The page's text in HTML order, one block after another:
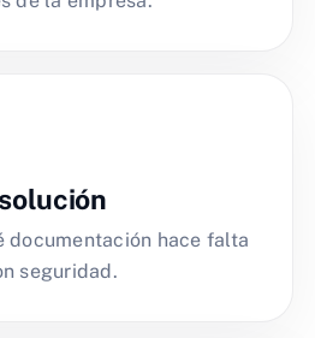
documentación hace falta
seguridad.